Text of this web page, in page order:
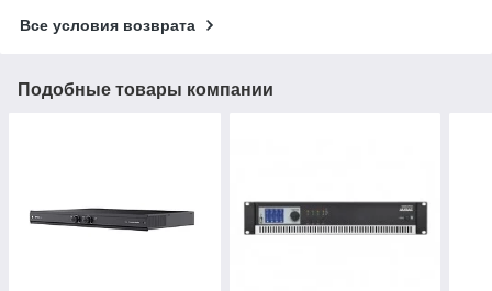
Все условия возврата
Подобные товары компании